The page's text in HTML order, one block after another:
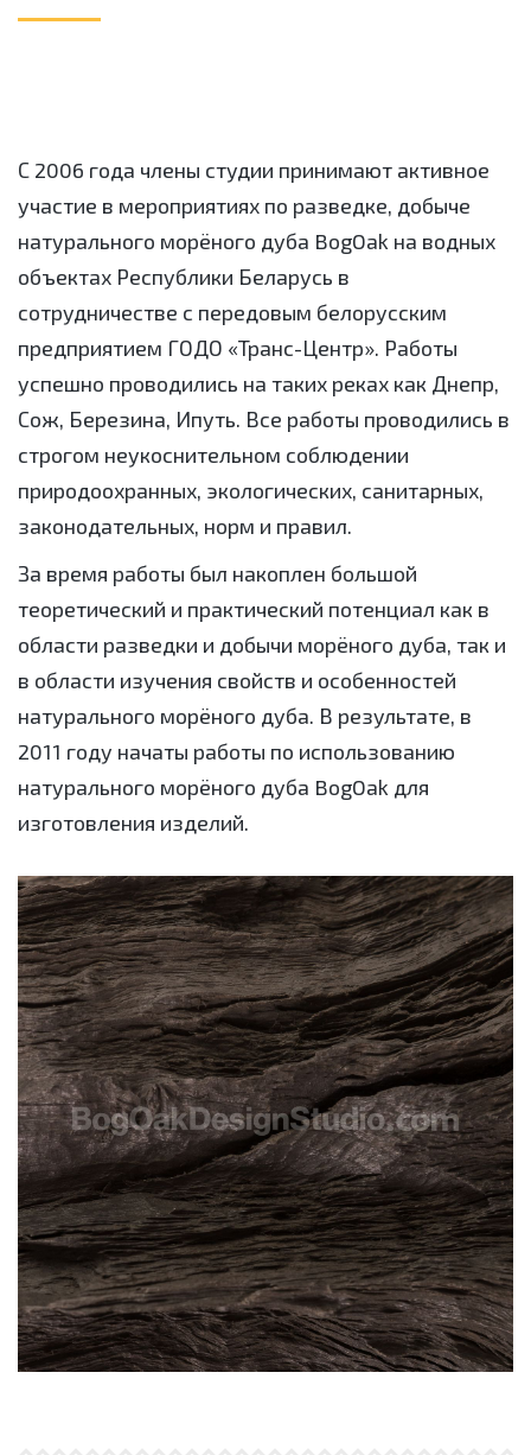
С 2006 года члены студии принимают активное
участие в мероприятиях по разведке, добыче
натурального морёного дуба BogOak на водных
объектах Республики Беларусь в
сотрудничестве с передовым белорусским
предприятием ГОДО «Транс-Центр». Работы
успешно проводились на таких реках как Днепр,
Сож, Березина, Ипуть. Все работы проводились в
строгом неукоснительном соблюдении
природоохранных, экологических, санитарных,
законодательных, норм и правил.
За время работы был накоплен большой
теоретический и практический потенциал как в
области разведки и добычи морёного дуба, так и
в области изучения свойств и особенностей
натурального морёного дуба. В результате, в
2011 году начаты работы по использованию
натурального морёного дуба BogOak для
изготовления изделий.